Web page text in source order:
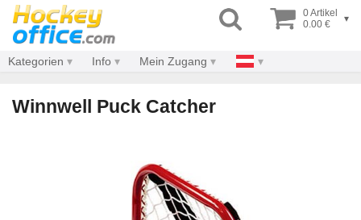
0 Artikel
0.00 €
▾
Kategorien Info Mein Zugang
Winnwell Puck Catcher